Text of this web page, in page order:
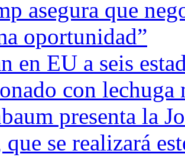
asegura que
oportunidad”
en EU a seis
con lechuga
presenta la
que se realizará